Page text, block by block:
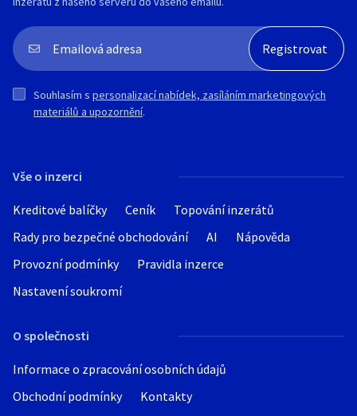
Vše o inzerci
Kreditové balíčky Ceník
Topování inzerátů
Rady pro bezpečné obchodování
AI
Nápověda
Provozní podmínky
Pravidla inzerce
Nastavení soukromí
O společnosti
Informace o zpracování osobních údajů
Obchodní podmínky
Kontakty
Souhlasím s personalizací nabídek, zasíláním marketingových
materiálů a upozornění.